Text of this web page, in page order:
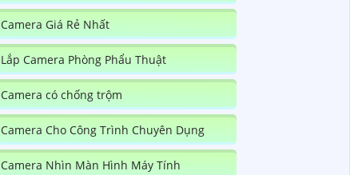
Camera Giá Rẻ Nhất
Lắp Camera Phòng Phẩu Thuật
Camera có chống trộm
Camera Cho Công Trình Chuyên Dụng
Camera Nhìn Màn Hình Máy Tính